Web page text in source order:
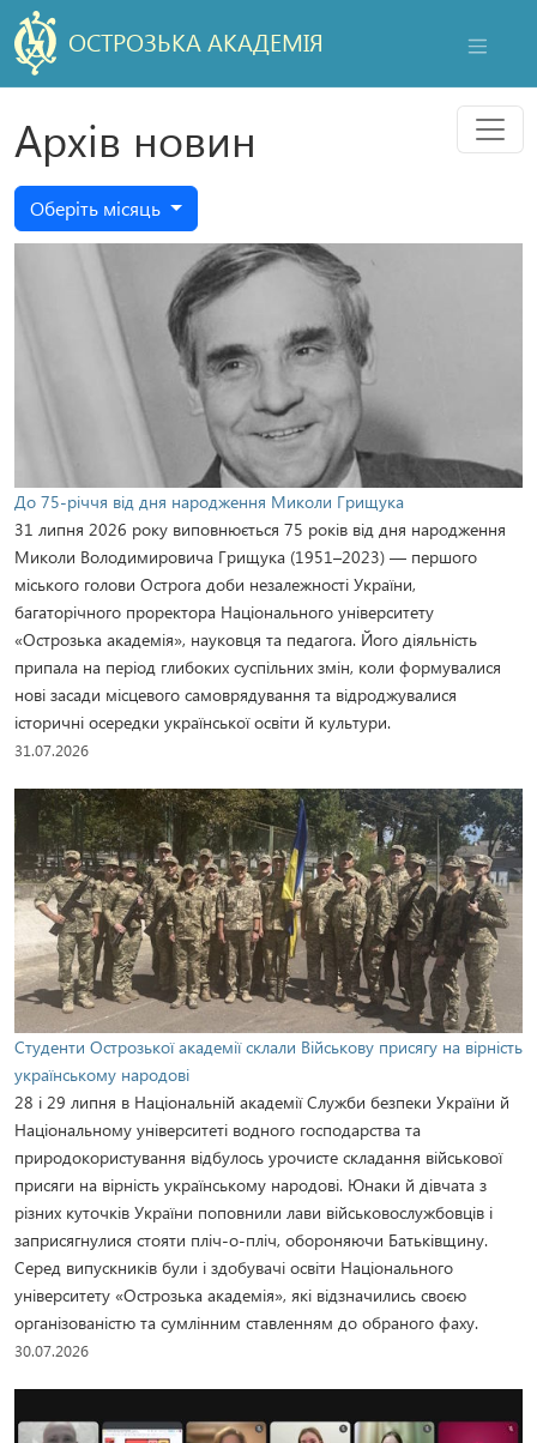
ОСТРОЗЬКА АКАДЕМІЯ
Архів новин Меню
Оберіть місяць
До 75-річчя від дня народження Миколи Грищука
31 липня 2026 року виповнюється 75 років від дня народження
Миколи Володимировича Грищука (1951–2023) — першого
міського голови Острога доби незалежності України,
багаторічного проректора Національного університету
«Острозька академія», науковця та педагога. Його діяльність
припала на період глибоких суспільних змін, коли формувалися
нові засади місцевого самоврядування та відроджувалися
історичні осередки української освіти й культури.
31.07.2026
Студенти Острозької академії склали Військову присягу на вірність
українському народові
28 і 29 липня в Національній академії Служби безпеки України й
Національному університеті водного господарства та
природокористування відбулось урочисте складання військової
присяги на вірність українському народові. Юнаки й дівчата з
різних куточків України поповнили лави військовослужбовців і
заприсягнулися стояти пліч-о-пліч, обороняючи Батьківщину.
Серед випускників були і здобувачі освіти Національного
університету «Острозька академія», які відзначились своєю
організованістю та сумлінним ставленням до обраного фаху.
30.07.2026